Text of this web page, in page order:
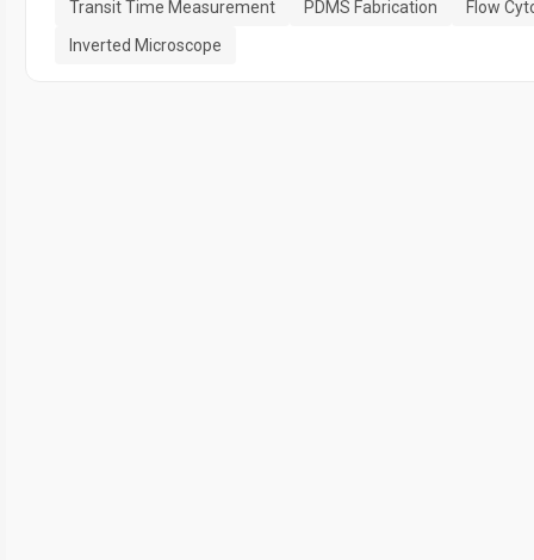
Transit Time Measurement
PDMS Fabrication
Flow
Inverted Microscope